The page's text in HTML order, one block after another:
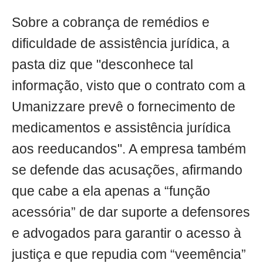
Sobre a cobrança de remédios e
dificuldade de assistência jurídica, a
pasta diz que "desconhece tal
informação, visto que o contrato com a
Umanizzare prevê o fornecimento de
medicamentos e assistência jurídica
aos reeducandos". A empresa também
se defende das acusações, afirmando
que cabe a ela apenas a “função
acessória” de dar suporte a defensores
e advogados para garantir o acesso à
justiça e que repudia com “veemência”